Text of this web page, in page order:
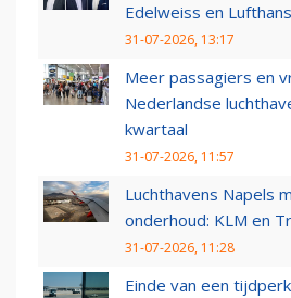
Edelweiss en
31-07-2026, 13:17
Meer passagiers en
Nederlandse
kwartaal
31-07-2026, 11:57
Luchthavens Napels
onderhoud: KLM en
31-07-2026, 11:28
Einde van een